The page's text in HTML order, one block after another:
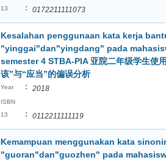
13
: 0172211111073
Kesalahan penggunaan kata kerja
"yinggai"dan"yingdang" pada
semester 4 STBA-PIA 亚院二年级学生使
该”与“应当”的偏误分析
Year : 2018
ISBN
13
: 0112211111119
Kemampuan menggunakan kata
"guoran"dan"guozhen" pada